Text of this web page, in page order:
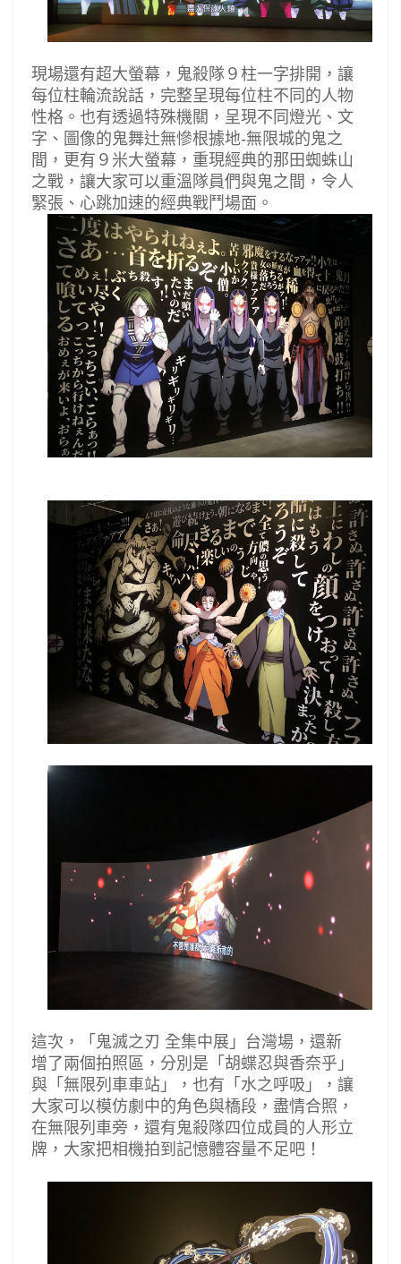
現場還有超大螢幕，鬼殺隊９柱一字排開，讓
每位柱輪流說話，完整呈現每位柱不同的人物
性格。也有透過特殊機關，呈現不同燈光、文
字、圖像的鬼舞辻無慘根據地-無限城的鬼之
間，更有９米大螢幕，重現經典的那田蜘蛛山
之戰，讓大家可以重溫隊員們與鬼之間，令人
緊張、心跳加速的經典戰鬥場面。
這次， 「鬼滅之刃 全集中展」台灣場，還新
增了兩個拍照區，分別是「胡蝶忍與香奈乎」
與「無限列車車站」，也有「水之呼吸」，讓
大家可以模仿劇中的角色與橋段，盡情合照，
在無限列車旁，還有鬼殺隊四位成員的人形立
牌，大家把相機拍到記憶體容量不足吧！